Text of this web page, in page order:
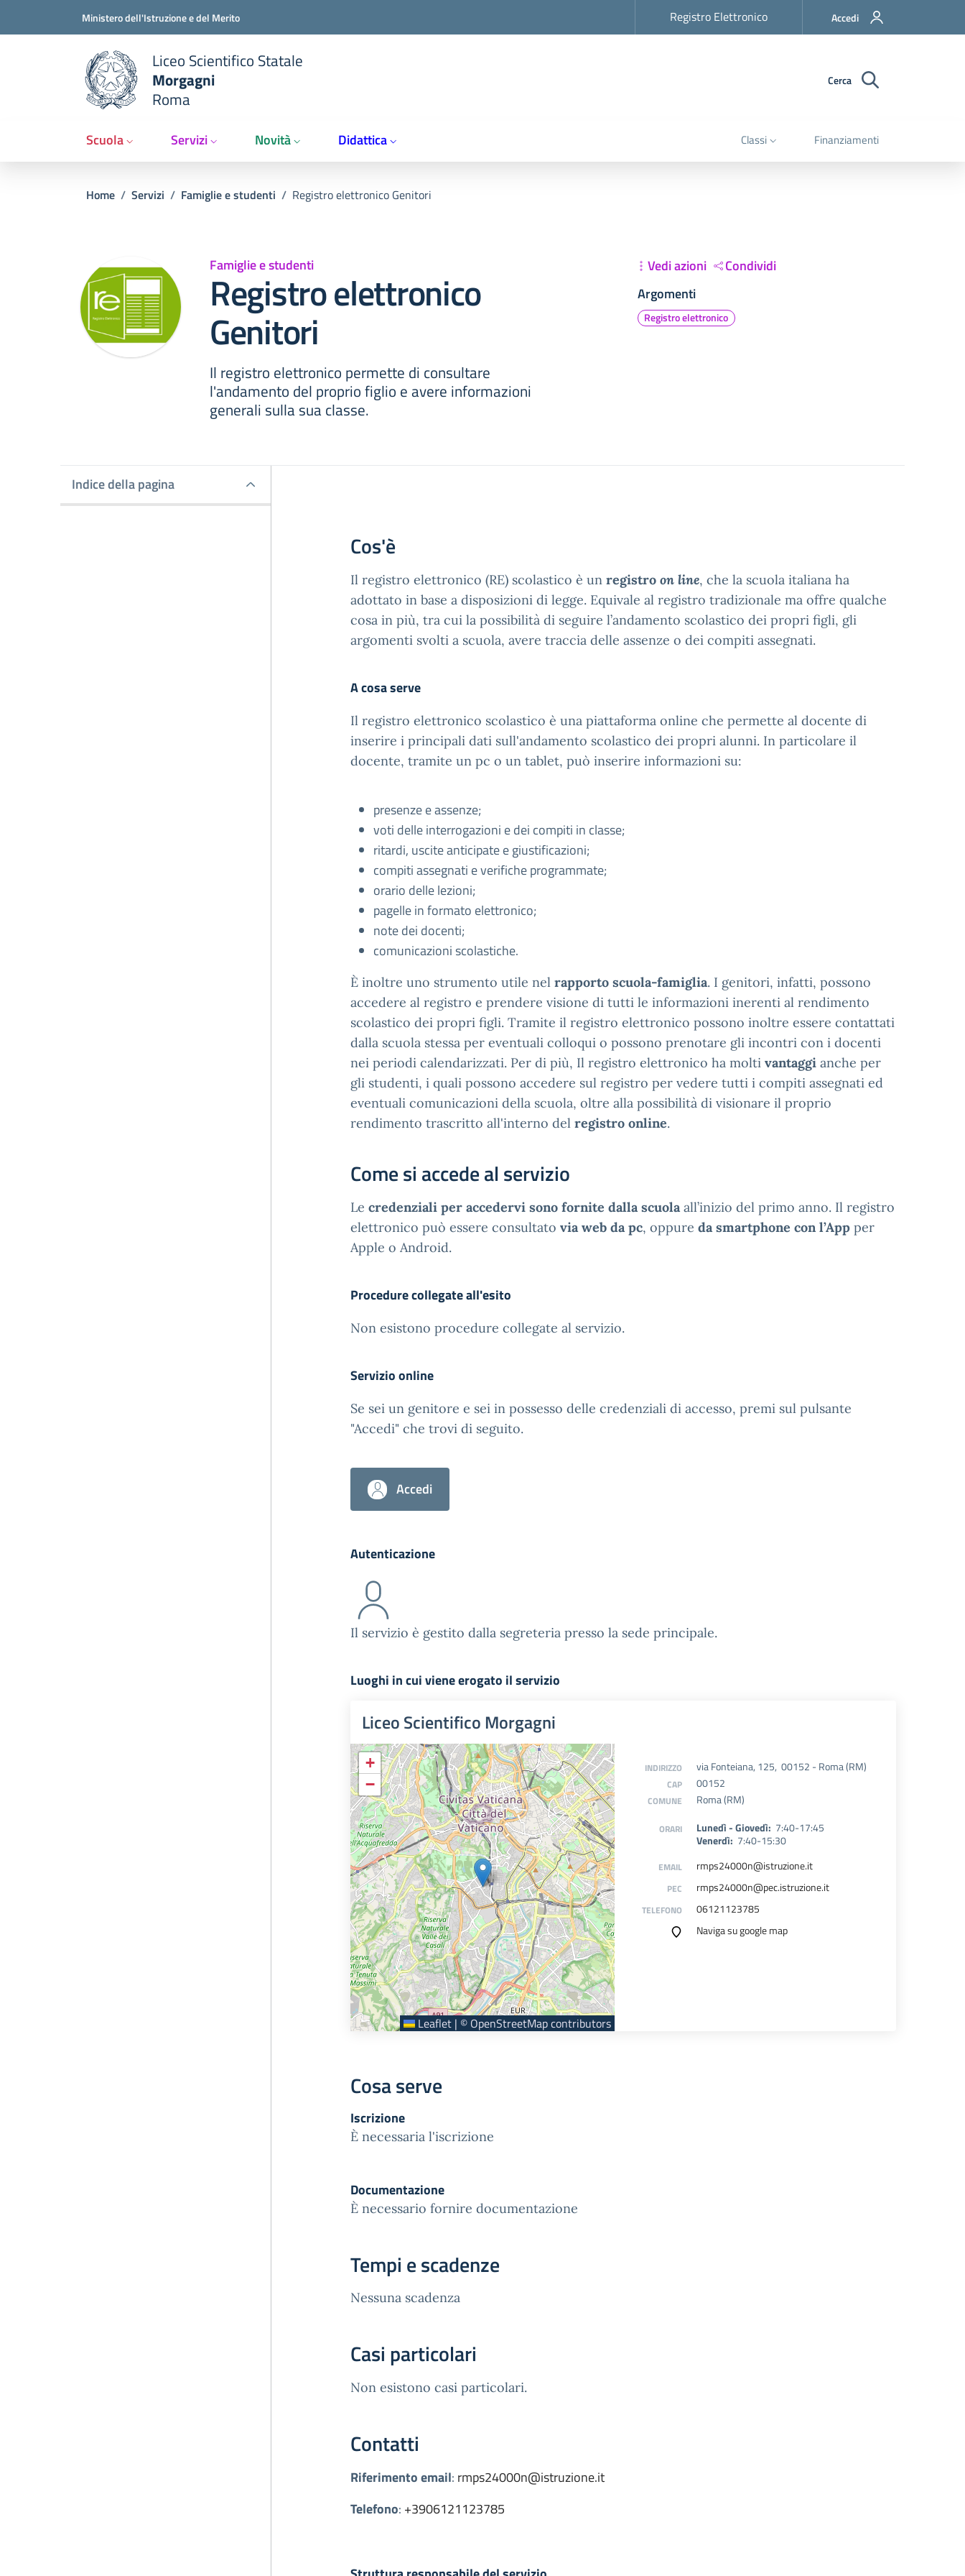
Ministero dell'Istruzione e del MeritoSlim top Registro Elettronico Accedi
Liceo Scientifico Statale
Morgagni
Roma
Cerca
Scuola Servizi Novità Didattica Classi Finanziamenti
Briciole di pane
Home / Servizi / Famiglie e studenti / Registro elettronico Genitori
Famiglie e studenti
Registro elettronico
Genitori
Il registro elettronico permette di consultare
l'andamento del proprio figlio e avere informazioni
generali sulla sua classe.
Vedi azioni
Condividi
Argomenti
Registro elettronico
Indice della pagina
Cos'è
Il registro elettronico (RE) scolastico è un registro on line, che la scuola italiana ha
adottato in base a disposizioni di legge. Equivale al registro tradizionale ma offre qualche
cosa in più, tra cui la possibilità di seguire l’andamento scolastico dei propri figli, gli
argomenti svolti a scuola, avere traccia delle assenze o dei compiti assegnati.
A cosa serve
Il registro elettronico scolastico è una piattaforma online che permette al docente di
inserire i principali dati sull'andamento scolastico dei propri alunni. In particolare il
docente, tramite un pc o un tablet, può inserire informazioni su:
presenze e assenze;
voti delle interrogazioni e dei compiti in classe;
ritardi, uscite anticipate e giustificazioni;
compiti assegnati e verifiche programmate;
orario delle lezioni;
pagelle in formato elettronico;
note dei docenti;
comunicazioni scolastiche.
È inoltre uno strumento utile nel rapporto scuola-famiglia. I genitori, infatti, possono
accedere al registro e prendere visione di tutti le informazioni inerenti al rendimento
scolastico dei propri figli. Tramite il registro elettronico possono inoltre essere contattati
dalla scuola stessa per eventuali colloqui o possono prenotare gli incontri con i docenti
nei periodi calendarizzati. Per di più, Il registro elettronico ha molti vantaggi anche per
gli studenti, i quali possono accedere sul registro per vedere tutti i compiti assegnati ed
eventuali comunicazioni della scuola, oltre alla possibilità di visionare il proprio
rendimento trascritto all'interno del registro online.
Come si accede al servizio
Le credenziali per accedervi sono fornite dalla scuolaall’inizio del primo anno. Il registro
elettronico può essere consultato via web da pc, oppure da smartphone con l’App per
Apple o Android.
Procedure collegate all'esito
Non esistono procedure collegate al servizio.
Servizio online
Se sei un genitore e sei in possesso delle credenziali di accesso, premi sul pulsante
"Accedi" che trovi di seguito.
Accedi
Autenticazione
Credenziali
Il servizio è gestito dalla segreteria presso la sede principale.
Luoghi in cui viene erogato il servizio
Liceo Scientifico Morgagni
+
−
Leaflet | © OpenStreetMapcontributors
INDIRIZZO via Fonteiana, 125, 00152 - Roma (RM)
CAP 00152
COMUNE Roma (RM)
ORARI Lunedì - Giovedì: 7:40-17:45
Venerdì: 7:40-15:30
EMAIL rmps24000n@istruzione.it
PEC rmps24000n@pec.istruzione.it
TELEFONO
06121123785
Naviga su google map
Cosa serve
Iscrizione
È necessaria l'iscrizione
Documentazione
È necessario fornire documentazione
Tempi e scadenze
Nessuna scadenza
Casi particolari
Non esistono casi particolari.
Contatti
Riferimento email: rmps24000n@istruzione.it
Telefono: +3906121123785